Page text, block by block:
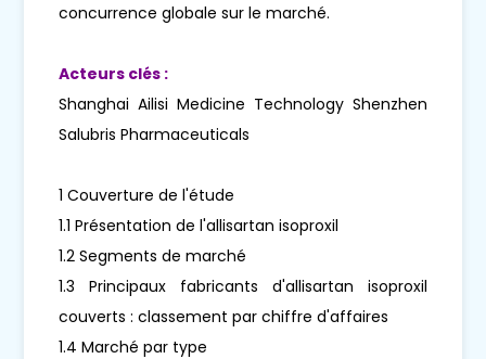
concurrence globale sur le marché.
Acteurs clés :
Shanghai Ailisi Medicine Technology Shenzhen
Salubris Pharmaceuticals
1 Couverture de l'étude
1.1 Présentation de l'allisartan isoproxil
1.2 Segments de marché
1.3 Principaux fabricants d'allisartan isoproxil
couverts : classement par chiffre d'affaires
1.4 Marché par type